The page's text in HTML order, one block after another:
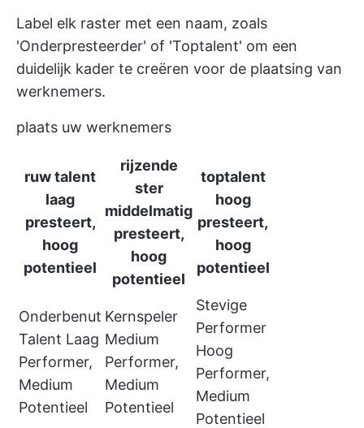
Label elk raster met een naam, zoals
'Onderpresteerder' of 'Toptalent' om een
duidelijk kader te creëren voor de plaatsing van
werknemers.
plaats uw werknemers
ruw talent
laag
presteert,
hoog
potentieel
rijzende
ster
middelmatig
presteert,
hoog
potentieel
toptalent
hoog
presteert,
hoog
potentieel
Onderbenut
Talent Laag
Performer,
Medium
Potentieel
Kernspeler
Medium
Performer,
Medium
Potentieel
Stevige
Performer
Hoog
Performer,
Medium
Potentieel